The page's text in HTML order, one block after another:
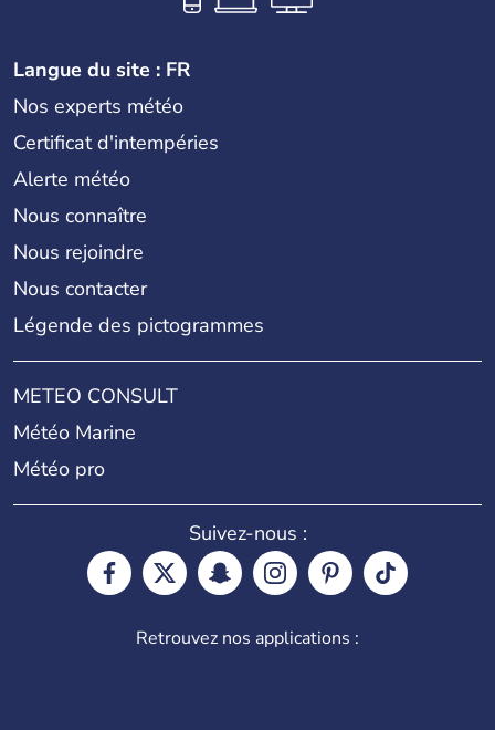
Langue du site : FR
Nos experts météo
Certificat d'intempéries
Alerte météo
Nous connaître
Nous rejoindre
Nous contacter
Légende des pictogrammes
METEO CONSULT
Météo Marine
Météo pro
Suivez-nous :
Retrouvez nos applications :